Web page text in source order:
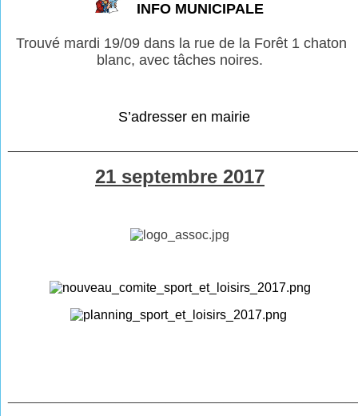
INFO MUNICIPALE
Trouvé mardi 19/09 dans la rue de la Forêt 1 chaton
blanc, avec tâches noires.
S’adresser en mairie
21 septembre 2017